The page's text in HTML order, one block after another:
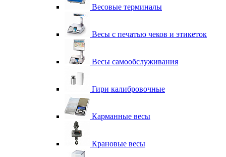
Весовые терминалы
Весы с печатью чеков и этикеток
Весы самообслуживания
Гири калибровочные
Карманные весы
Крановые весы